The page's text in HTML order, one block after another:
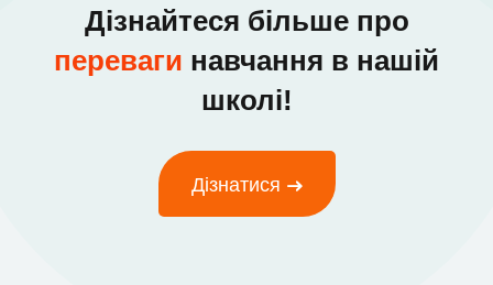
Дізнайтеся більше про
переваги навчання в нашій
школі!
Дізнатися